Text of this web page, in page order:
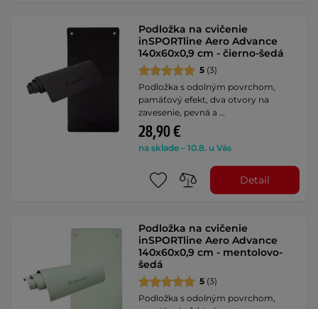
Podložka na cvičenie
inSPORTline Aero Advance
140x60x0,9 cm - čierno-šedá
5 (3)
Podložka s odolným povrchom,
pamäťový efekt, dva otvory na
zavesenie, pevná a …
28,90 €
na sklade – 10.8. u Vás
Detail
Podložka na cvičenie
inSPORTline Aero Advance
140x60x0,9 cm - mentolovo-
šedá
5 (3)
Podložka s odolným povrchom,